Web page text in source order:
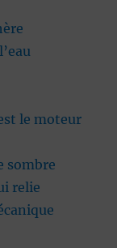
le moteur
sombre
relie